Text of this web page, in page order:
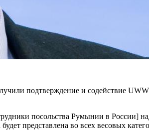
подтверждение и содействие
посольства Румынии в России]
представлена во всех весовых